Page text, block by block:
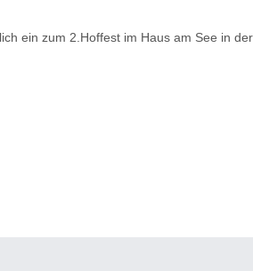
ein zum 2.Hoffest im Haus am See in